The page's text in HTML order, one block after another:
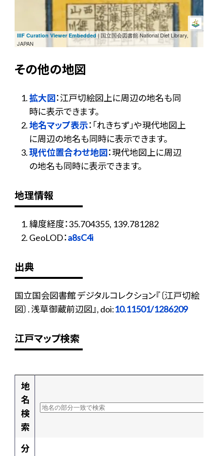
IIIF Curation Viewer Embedded | 国立国会図書館 National Diet Library,
JAPAN
その他の地図
拡大図：江戸切絵図上に周辺の地名も同
時に表示できます。
地名マップ表示：「れきちず」や現代地図上
に周辺の地名も同時に表示できます。
現代位置合わせ地図：現代地図上に周辺
の地名も同時に表示できます。
地理情報
緯度経度：35.704355, 139.781282
GeoLOD：a8sC4i
出典
国立国会図書館 デジタルコレクション『〔江戸切絵
図〕. 浅草御蔵前辺図』, doi:10.11501/1286209
江戸マップ検索
地
名
検
索
分